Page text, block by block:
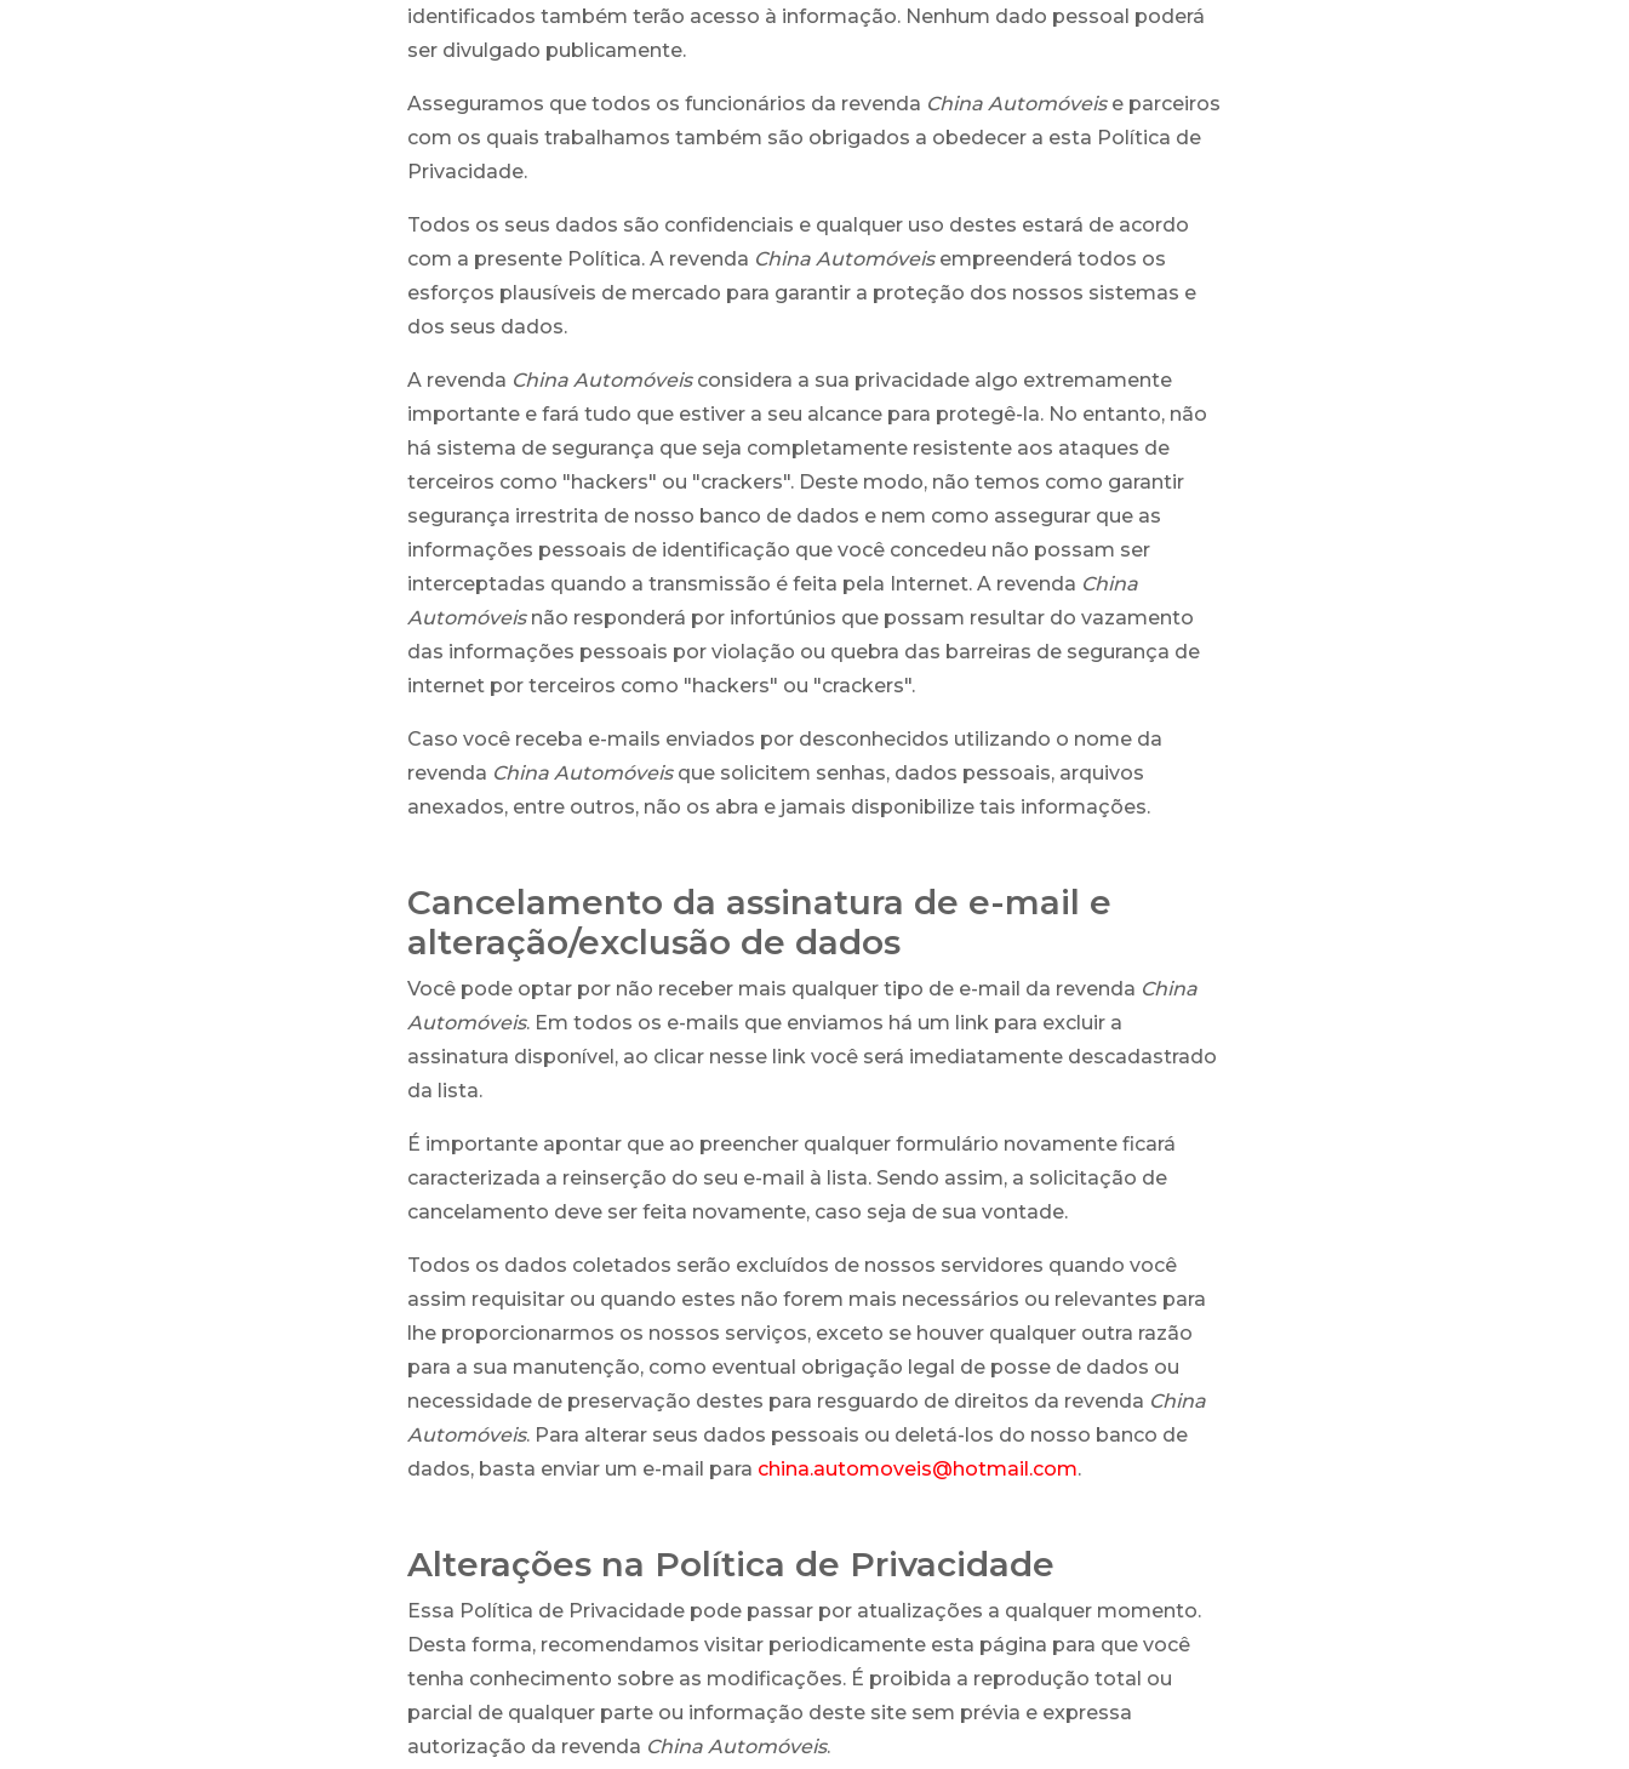
identificados também terão acesso à informação. Nenhum dado pessoal poderá
ser divulgado publicamente.
Asseguramos que todos os funcionários da revenda China Automóveise parceiros
com os quais trabalhamos também são obrigados a obedecer a esta Política de
Privacidade.
Todos os seus dados são confidenciais e qualquer uso destes estará de acordo
com a presente Política. A revenda China Automóveisempreenderá todos os
esforços plausíveis de mercado para garantir a proteção dos nossos sistemas e
dos seus dados.
A revenda China Automóveisconsidera a sua privacidade algo extremamente
importante e fará tudo que estiver a seu alcance para protegê-la. No entanto, não
há sistema de segurança que seja completamente resistente aos ataques de
terceiros como "hackers" ou "crackers". Deste modo, não temos como garantir
segurança irrestrita de nosso banco de dados e nem como assegurar que as
informações pessoais de identificação que você concedeu não possam ser
interceptadas quando a transmissão é feita pela Internet. A revenda China
Automóveisnão responderá por infortúnios que possam resultar do vazamento
das informações pessoais por violação ou quebra das barreiras de segurança de
internet por terceiros como "hackers" ou "crackers".
Caso você receba e-mails enviados por desconhecidos utilizando o nome da
revenda China Automóveisque solicitem senhas, dados pessoais, arquivos
anexados, entre outros, não os abra e jamais disponibilize tais informações.
Cancelamento da assinatura de e-mail e
alteração/exclusão de dados
Você pode optar por não receber mais qualquer tipo de e-mail da revenda China
Automóveis. Em todos os e-mails que enviamos há um link para excluir a
assinatura disponível, ao clicar nesse link você será imediatamente descadastrado
da lista.
É importante apontar que ao preencher qualquer formulário novamente ficará
caracterizada a reinserção do seu e-mail à lista. Sendo assim, a solicitação de
cancelamento deve ser feita novamente, caso seja de sua vontade.
Todos os dados coletados serão excluídos de nossos servidores quando você
assim requisitar ou quando estes não forem mais necessários ou relevantes para
lhe proporcionarmos os nossos serviços, exceto se houver qualquer outra razão
para a sua manutenção, como eventual obrigação legal de posse de dados ou
necessidade de preservação destes para resguardo de direitos da revenda China
Automóveis. Para alterar seus dados pessoais ou deletá-los do nosso banco de
dados, basta enviar um e-mail para china.automoveis@hotmail.com.
Alterações na Política de Privacidade
Essa Política de Privacidade pode passar por atualizações a qualquer momento.
Desta forma, recomendamos visitar periodicamente esta página para que você
tenha conhecimento sobre as modificações. É proibida a reprodução total ou
parcial de qualquer parte ou informação deste site sem prévia e expressa
autorização da revenda China Automóveis.